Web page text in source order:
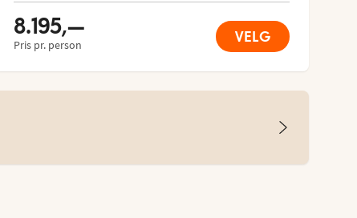
8.195,—
Pris pr. person VELG